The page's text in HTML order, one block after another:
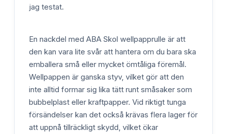
jag testat.
En nackdel med ABA Skol wellpapprulle är att
den kan vara lite svår att hantera om du bara ska
emballera små eller mycket ömtåliga föremål.
Wellpappen är ganska styv, vilket gör att den
inte alltid formar sig lika tätt runt småsaker som
bubbelplast eller kraftpapper. Vid riktigt tunga
försändelser kan det också krävas flera lager för
att uppnå tillräckligt skydd, vilket ökar